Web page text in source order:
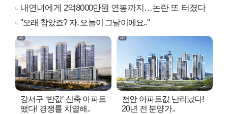
내연녀에게 2억8000만원 연봉까지…논란 또 터졌다
"오래 참았죠? 자, 오늘이 그날이에요.."
강서구 ‘반값’ 신축 아파트
떴다! 경쟁률 치열해..
천안 아파트값 난리났다!
20년 전 분양가..